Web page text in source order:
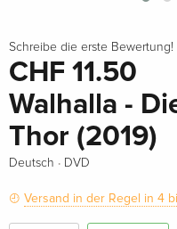
Schreibe die erste Bewertung!
CHF 11.50
Walhalla -
Thor (2019)
Deutsch · DVD
Versand in der Regel in 4